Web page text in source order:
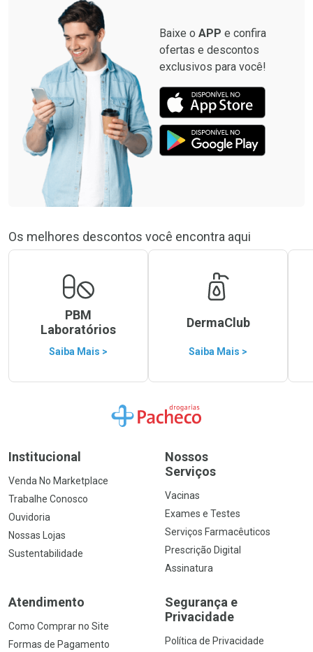
Baixe o APP e confira
ofertas e descontos
exclusivos para você!
Os melhores descontos você encontra aqui
PBM
Laboratórios
Saiba Mais >
DermaClub
Saiba Mais >
Ir para a Home
Institucional
Venda No Marketplace
Trabalhe Conosco
Ouvidoria
Nossas Lojas
Sustentabilidade
Nossos
Serviços
Vacinas
Exames e Testes
Serviços Farmacêuticos
Prescrição Digital
Assinatura
Atendimento
Como Comprar no Site
Formas de Pagamento
Segurança e
Privacidade
Política de Privacidade